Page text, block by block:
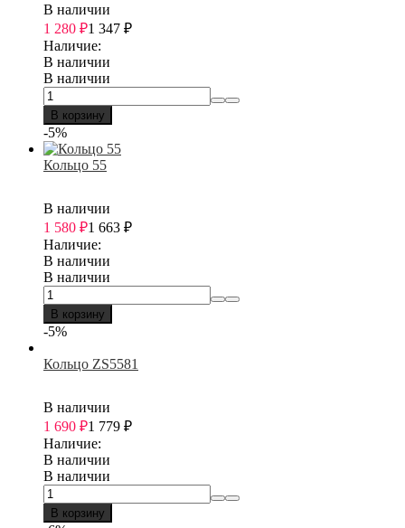
В наличии
1 280 ₽1 347 ₽
Наличие:
В наличии
В наличии
В корзину
-5%
Кольцо 55
В наличии
1 580 ₽1 663 ₽
Наличие:
В наличии
В наличии
В корзину
-5%
Кольцо ZS5581
В наличии
1 690 ₽1 779 ₽
Наличие:
В наличии
В наличии
В корзину